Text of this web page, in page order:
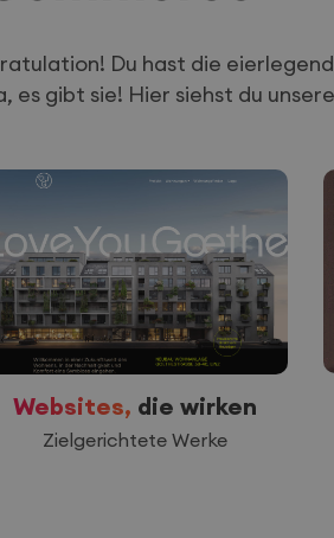
Du hast die
es gibt sie! Hier siehst du
Websites, die wirken
Zielgerichtete Werke